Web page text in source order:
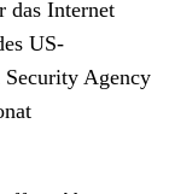
das Internet
US-
Security Agency